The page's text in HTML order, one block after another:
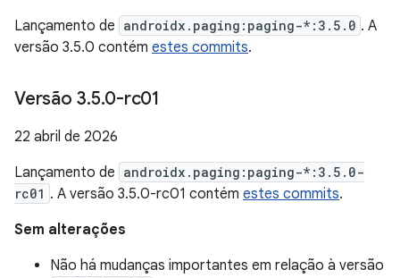
Lançamento de androidx.paging:paging-*:3.5.0 . A
versão 3.5.0 contém estes commits.
Versão 3.5.0-rc01
22 abril de 2026
Lançamento de androidx.paging:paging-*:3.5.0-
rc01 . A versão 3.5.0-rc01 contém estes commits.
Sem alterações
Não há mudanças importantes em relação à versão